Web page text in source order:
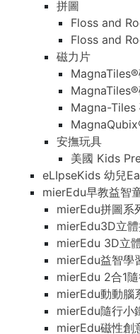
拼圖
Floss and
Floss and
磁力片
Magna-Tiles
安撫玩具
美國 Kids
eLIpseKids 幼兒
mierEdu早教益智
mierEdu拼圖系
mierEdu3D立
mierEdu 3D立
mierEdu益智學
mierEdu 2合1
mierEdu動動腦
mierEdu隨行小
mierEdu磁性創